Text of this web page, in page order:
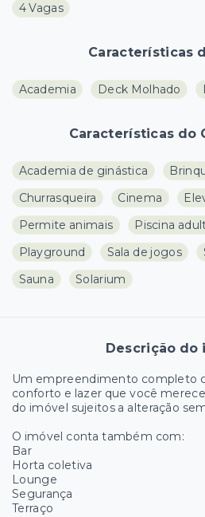
4 Vagas
Características
Academia Deck Molhado
Características do
Academia de ginástica
Churrasqueira
Cinema
Permite animais
Piscina
Playground
Sala de jogos
Sauna
Solarium
Descrição do
Um empreendimento completo
conforto e lazer que você
do imóvel sujeitos a alteração
O imóvel conta também com:
Bar
Horta coletiva
Lounge
Segurança
Terraço